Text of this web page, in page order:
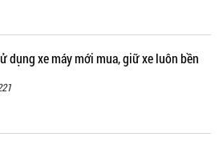
dụng xe máy mới mua, giữ xe luôn bền